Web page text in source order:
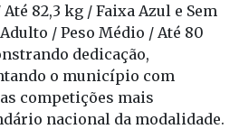
82,3 kg / Faixa Azul e Sem
/ Peso Médio / Até 80
dedicação,
o município com
competições mais
nacional da modalidade.